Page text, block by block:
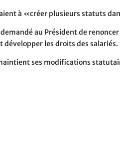
à «créer plusieurs statuts
demandé au Président de
développer les droits des salariés.
ses modifications